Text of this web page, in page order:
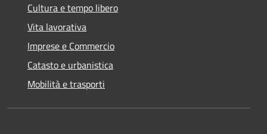
Cultura e tempo libero
Vita lavorativa
Imprese e Commercio
Catasto e urbanistica
Mobilità e trasporti